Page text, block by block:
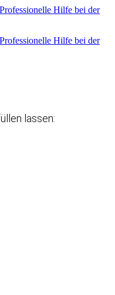
Hilfe bei der
Hilfe bei der
lassen: